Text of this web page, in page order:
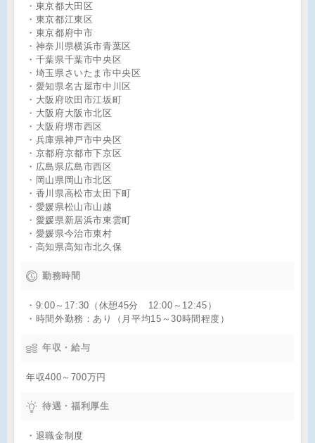
・東京都大田区
・東京都江東区
・東京都府中市
・神奈川県横浜市青葉区
・千葉県千葉市中央区
・埼玉県さいたま市中央区
・愛知県名古屋市中川区
・大阪府吹田市江坂町
・大阪府大阪市北区
・大阪府堺市西区
・兵庫県神戸市中央区
・京都府京都市下京区
・広島県広島市西区
・岡山県岡山市北区
・香川県高松市太田下町
・愛媛県松山市山越
・愛媛県新居浜市東雲町
・愛媛県今治市東村
・高知県高知市北久保
勤務時間
・9:00～17:30（休憩45分 12:00～12:45）
・時間外勤務：あり（月平均15～30時間程度）
年収・給与
年収400～700万円
待遇・福利厚生
・退職金制度